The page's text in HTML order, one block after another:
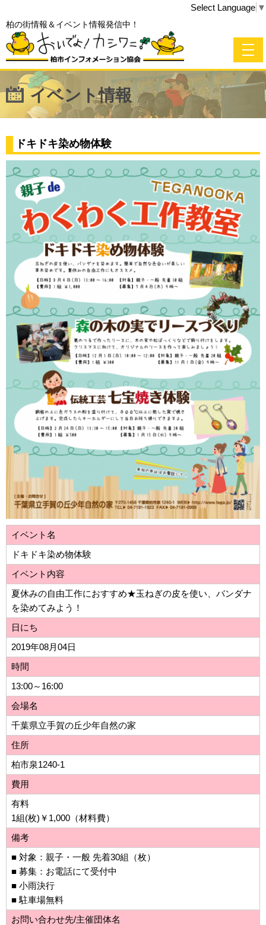
柏の街情報＆イベント情報発信中！
Select Language ▼
イベント情報
ドキドキ染め物体験
イベント名
ドキドキ染め物体験
イベント内容
夏休みの自由工作におすすめ★玉ねぎの皮を使い、バンダナ
を染めてみよう！
日にち
2019年08月04日
時間
13:00～16:00
会場名
千葉県立手賀の丘少年自然の家
住所
柏市泉1240-1
費用
有料
1組(枚)￥1,000（材料費）
備考
■ 対象：親子・一般 先着30組（枚）
■ 募集：お電話にて受付中
■ 小雨決行
■ 駐車場無料
お問い合わせ先/主催団体名